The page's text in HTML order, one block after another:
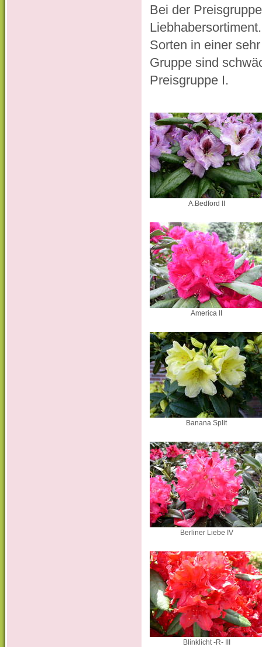
Bei der
Sorten in einer
Gruppe sind
Preisgruppe I.
A.Bedford II
America II
Banana Split
Berliner Liebe IV
Blinklicht -R- III